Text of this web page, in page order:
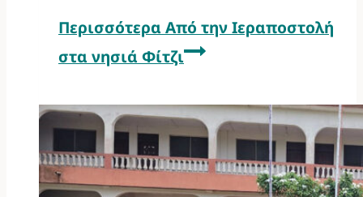
Περισσότερα Από την Ιεραποστολή
στα νησιά Φίτζι